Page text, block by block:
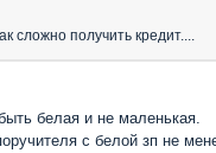
сложно получить кредит....
белая и не маленькая.
с белой зп не